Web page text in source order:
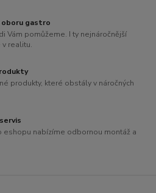
gastro
Vám pomůžeme. I ty nejnáročnější
realitu.
produkty, které obstály v náročných
eshopu nabízíme odbornou montáž a